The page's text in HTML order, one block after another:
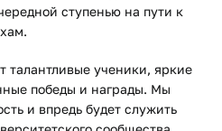
ступенью на пути к
талантливые ученики, яркие
победы и награды. Мы
и впредь будет служить